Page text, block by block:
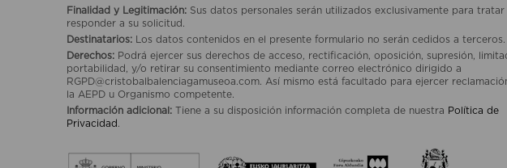
Finalidad y Legitimación: Sus datos personales serán utilizados exclusivamente para tratar
responder a su solicitud.
Destinatarios:
Los datos contenidos en el presente formulario no serán cedidos a terceros.
Derechos: Podrá ejercer sus derechos de acceso, rectificación, oposición, supresión,
portabilidad, y/o retirar su consentimiento mediante correo electrónico dirigido a
RGPD@cristobalbalenciagamuseoa.com. Así mismo está facultado para ejercer
la AEPD u Organismo competente.
Información adicional: Tiene a su disposición información completa de nuestra Política de
Privacidad .